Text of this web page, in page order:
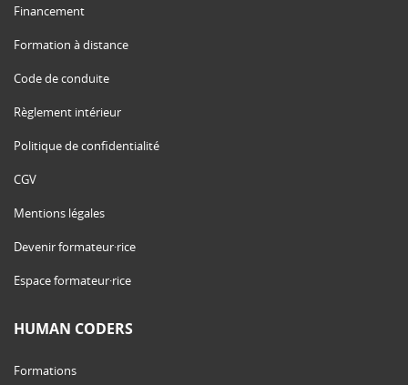
Financement
Formation à distance
Code de conduite
Règlement intérieur
Politique de confidentialité
CGV
Mentions légales
Devenir formateur·rice
Espace formateur·rice
HUMAN CODERS
Formations